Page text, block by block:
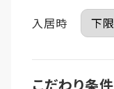
入居時
こだわり条件